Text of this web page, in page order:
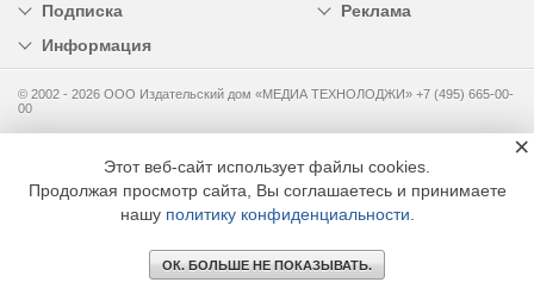
Подписка
Реклама
Информация
© 2002 - 2026 OOO Издательский дом «МЕДИА ТЕХНОЛОДЖИ» +7 (495) 665-00-
00
Этот веб-сайт использует файлы cookies.
Продолжая просмотр сайта, Вы соглашаетесь и принимаете
нашу политику конфиденциальности
ОК. БОЛЬШЕ НЕ ПОКАЗЫВАТЬ.
×